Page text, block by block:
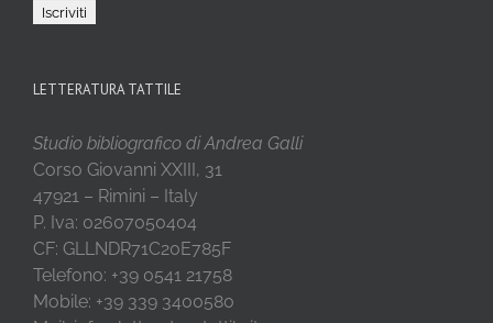
LETTERATURA TATTILE
Studio bibliografico di Andrea Galli
Corso Giovanni XXIII, 31
47921 – Rimini – Italy
P. Iva: 02607050404
CF: GLLNDR71C20E785F
Telefono: +39 0541 21758
Mobile: +39 339 3400580